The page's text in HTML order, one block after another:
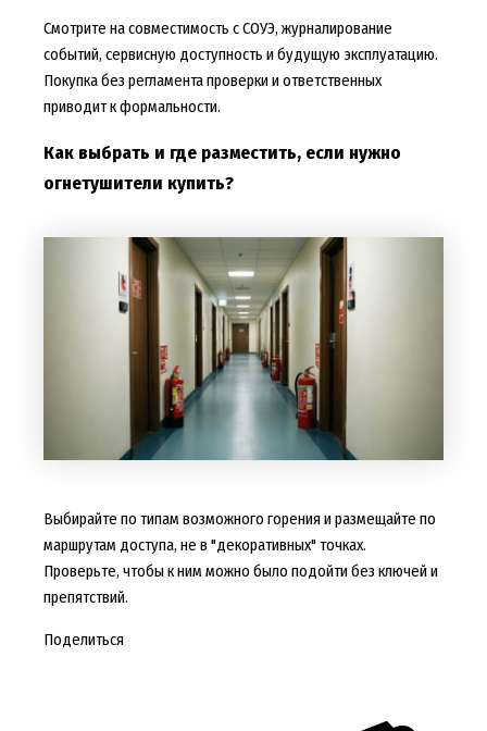
Смотрите на совместимость с СОУЭ, журналирование
событий, сервисную доступность и будущую эксплуатацию.
Покупка без регламента проверки и ответственных
приводит к формальности.
Как выбрать и где разместить, если нужно
огнетушители купить?
Выбирайте по типам возможного горения и размещайте по
маршрутам доступа, не в "декоративных" точках.
Проверьте, чтобы к ним можно было подойти без ключей и
препятствий.
Поделиться